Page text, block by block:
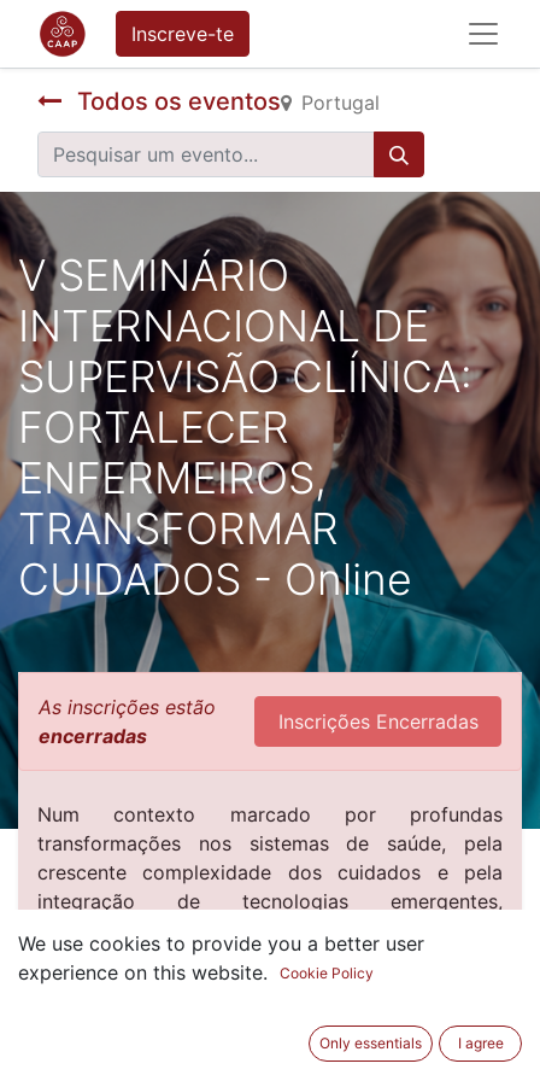
Inscreve-te
Todos os eventos Portugal
V SEMINÁRIO
INTERNACIONAL DE
SUPERVISÃO CLÍNICA:
FORTALECER
ENFERMEIROS,
TRANSFORMAR
CUIDADOS - Online
As inscrições estão
encerradas
Inscrições Encerradas
Num contexto marcado por profundas
transformações nos sistemas de saúde, pela
crescente complexidade dos cuidados e pela
integração de tecnologias emergentes,
nomeadamente a inteligência artificial, a
Supervisão Clínica em Enfermagem assume um
papel estratégico no desenvolvimento
na consolidação de cuidados seguros, éticos e
We use cookies to provide you a better user
experience on this website.
Cookie Policy
Only essentials I agree